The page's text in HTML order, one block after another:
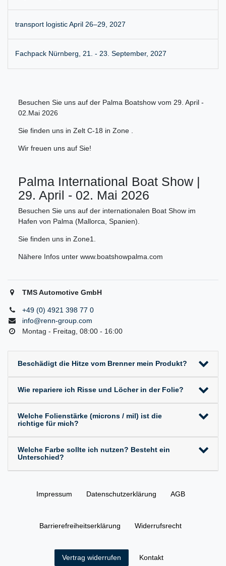
transport logistic April 26–29, 2027
Fachpack Nürnberg, 21. - 23. September, 2027
Besuchen Sie uns auf der Palma Boatshow vom 29. April -
02.Mai 2026
Sie finden uns in Zelt C-18 in Zone .
Wir freuen uns auf Sie!
Palma International Boat Show |
29. April - 02. Mai 2026
Besuchen Sie uns auf der internationalen Boat Show im
Hafen von Palma (Mallorca, Spanien).
Sie finden uns in Zone1.
Nähere Infos unter www.boatshowpalma.com
TMS Automotive GmbH
+49 (0) 4921 398 77 0
info@renn-group.com
Montag - Freitag, 08:00 - 16:00
Beschädigt die Hitze vom Brenner mein Produkt?
Wie repariere ich Risse und Löcher in der Folie?
Welche Folienstärke (microns / mil) ist die
richtige für mich?
Welche Farbe sollte ich nutzen? Besteht ein
Unterschied?
Impressum Daten­schutz­erklärung AGB
Barrierefreiheitserklärung Widerrufs­recht
Vertrag widerrufen Kontakt